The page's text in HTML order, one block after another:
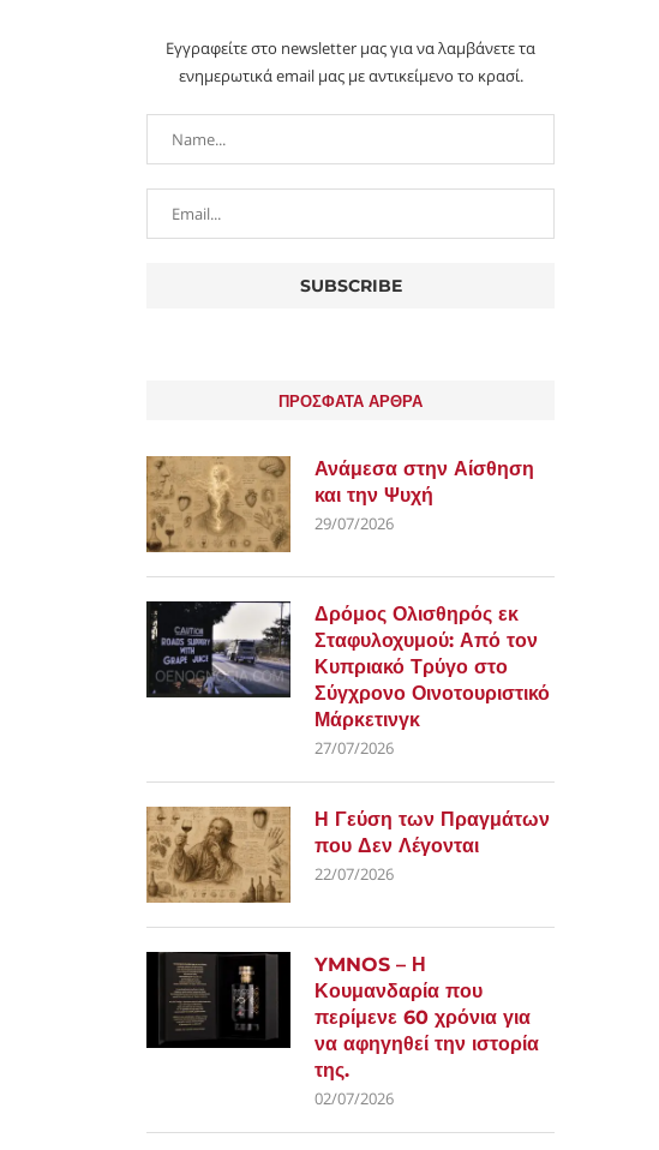
Εγγραφείτε στο newsletter μας για να λαμβάνετε τα
ενημερωτικά email μας με αντικείμενο το κρασί.
ΠΡΟΣΦΑΤΑ ΑΡΘΡΑ
Ανάμεσα στην Αίσθηση
και την Ψυχή
29/07/2026
Δρόμος Ολισθηρός εκ
Σταφυλοχυμού: Από τον
Κυπριακό Τρύγο στο
Σύγχρονο Οινοτουριστικό
Μάρκετινγκ
27/07/2026
Η Γεύση των Πραγμάτων
που Δεν Λέγονται
22/07/2026
YMNOS – Η
Κουμανδαρία που
περίμενε 60 χρόνια για
να αφηγηθεί την ιστορία
της.
02/07/2026